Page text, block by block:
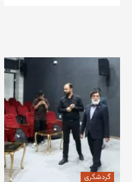
گردشگری